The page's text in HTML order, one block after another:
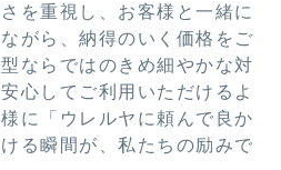
がと
うご
ざい
ま
す。
まし
た。
を重視し、お客様と一緒に
がら、納得のいく価格をご
ならではのきめ細やかな対
心してご利用いただけるよ
に「ウレルヤに頼んで良か
る瞬間が、私たちの励みで